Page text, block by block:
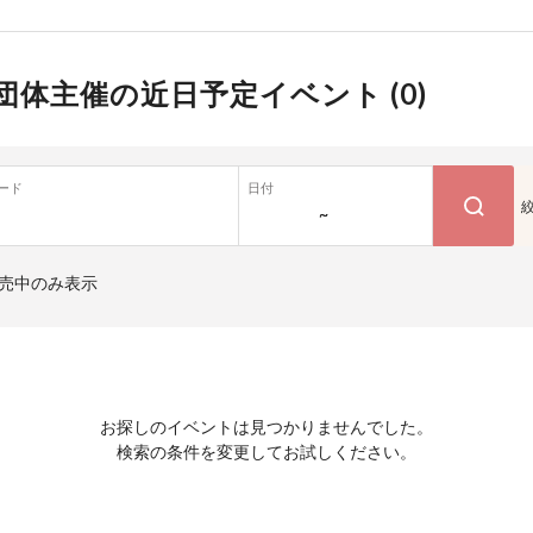
体主催の近日予定イベント (0)
ド 日付
~
中のみ表示
お探しのイベントは見つかりませんでした。
検索の条件を変更してお試しください。